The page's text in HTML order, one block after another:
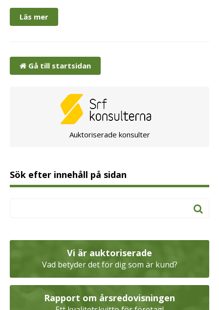
Läs mer
Gå till startsidan
Auktoriserade konsulter
Sök efter innehåll på sidan
Vi är auktoriserade
Vad betyder det för dig som är kund?
Rapport om årsredovisningen